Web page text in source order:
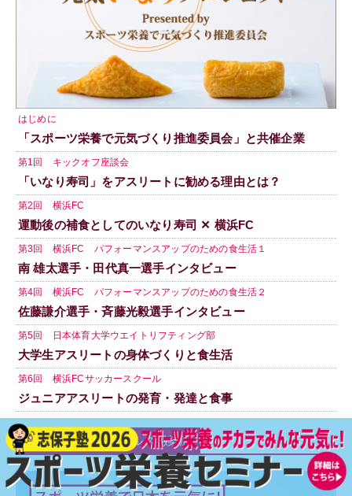
はじめに
「スポーツ栄養で元気づくり推進委員会」と共催企業
第1回 キックオフ座談会
「いなり寿司」をアスリートに勧める理由とは？
第2回 横浜FC
運動後の補食としてのいなり寿司 ✕ 横浜FC
第3回 横浜FC パフォーマンスアップのための食生活１
南 雄太選手・田代真一選手インタビュー
第4回 横浜FC パフォーマンスアップのための食生活２
佐藤謙介選手・斉藤光毅選手インタビュー
第5回 日本体育大学ウエイトリフティング部
大学生アスリートの身体づくりと食生活
第6回 横浜FCサッカースクール
ジュニアアスリートの発育・発達と食事
新型コロナウイルス感染症